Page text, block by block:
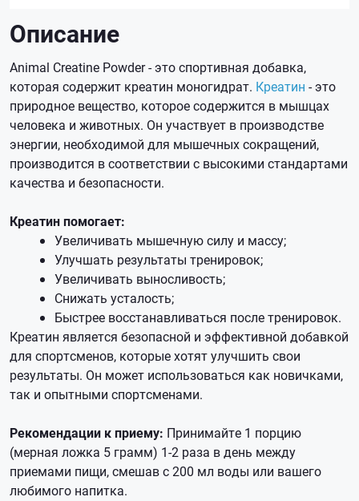
Описание
Animal Creatine Powder - это спортивная добавка,
которая содержит креатин моногидрат. Креатин - это
природное вещество, которое содержится в мышцах
человека и животных. Он участвует в производстве
энергии, необходимой для мышечных сокращений,
производится в соответствии с высокими стандартами
качества и безопасности.
Креатин помогает:
Увеличивать мышечную силу и массу;
Улучшать результаты тренировок;
Увеличивать выносливость;
Снижать усталость;
Быстрее восстанавливаться после тренировок.
Креатин является безопасной и эффективной добавкой
для спортсменов, которые хотят улучшить свои
результаты. Он может использоваться как новичками,
так и опытными спортсменами.
Рекомендации к приему: Принимайте 1 порцию
(мерная ложка 5 грамм) 1-2 раза в день между
приемами пищи, смешав с 200 мл воды или вашего
любимого напитка.